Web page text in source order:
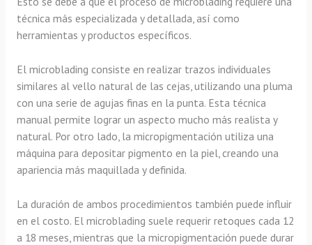
técnica más especializada y detallada, así como
herramientas y productos específicos.
El microblading consiste en realizar trazos individuales
similares al vello natural de las cejas, utilizando una pluma
con una serie de agujas finas en la punta. Esta técnica
manual permite lograr un aspecto mucho más realista y
natural. Por otro lado, la micropigmentación utiliza una
máquina para depositar pigmento en la piel, creando una
apariencia más maquillada y definida.
La duración de ambos procedimientos también puede influir
en el costo. El microblading suele requerir retoques cada 12
a 18 meses, mientras que la micropigmentación puede durar